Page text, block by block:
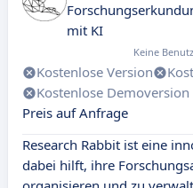
mit KI
Keine
Kostenlose Version
Kostenlose Demoversion
Preis auf Anfrage
Research Rabbit ist eine
dabei hilft, ihre